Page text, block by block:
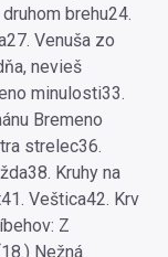
brehu24.
Venuša zo
nevieš
minulosti33.
Bremeno
strelec36.
Kruhy na
Veštica42. Krv
Z
Nežná